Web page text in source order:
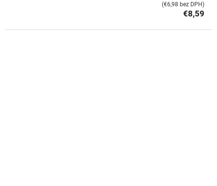
€8,59
(€6,98 bez DPH)